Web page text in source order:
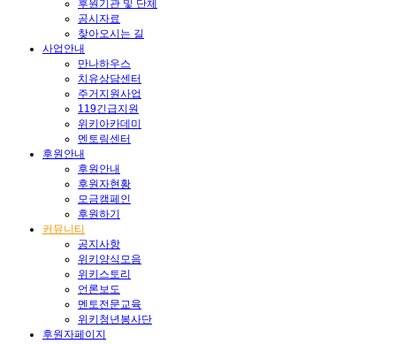
후원기관 및 단체
공시자료
찾아오시는 길
사업안내
만나하우스
치유상담센터
주거지원사업
119긴급지원
위키아카데미
멘토링센터
후원안내
후원안내
후원자현황
모금캠페인
후원하기
커뮤니티
공지사항
위키양식모음
위키스토리
언론보도
멘토전문교육
위키청년봉사단
후원자페이지